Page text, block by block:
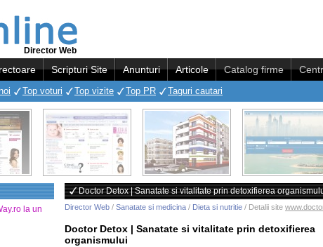
Director Web
Scripturi Site Anunturi Articole Catalog firme
Top voturi Top vizite Top PR Taguri cautari
la un
Doctor Detox | Sanatate si vitalitate prin detoxifierea
Director Web / Sanatate si medicina / Dieta si nutritie / Detalii site
Doctor Detox | Sanatate si vitalitate prin detoxifierea
organismului